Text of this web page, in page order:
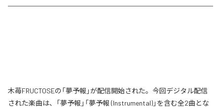
木苺FRUCTOSEの「夢予報」が配信開始された。今回デジタル配信
された楽曲は、「夢予報」「夢予報 (Instrumental)」を含む全2曲とな